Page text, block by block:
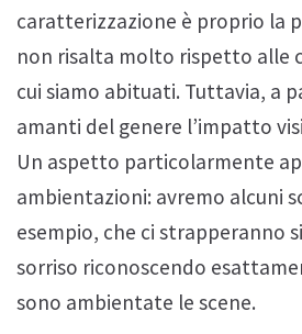
caratterizzazione è proprio la
non risalta molto rispetto alle
cui siamo abituati. Tuttavia, a
amanti del genere l’impatto
Un aspetto particolarmente
ambientazioni: avremo alcuni
esempio, che ci strapperanno
sorriso riconoscendo
sono ambientate le scene.